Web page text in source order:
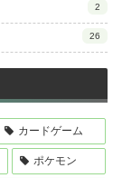
2
26
カードゲーム
ポケモン